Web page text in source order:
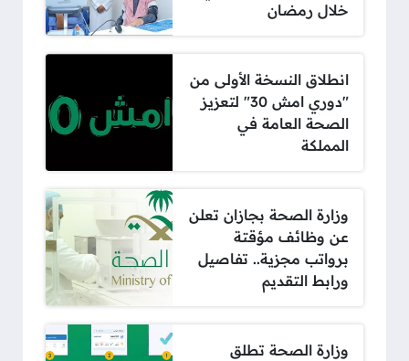
خلال رمضان
انطلاق النسخة الأولى من
"دوري امش 30" لتعزيز
الصحة العامة في
المملكة
وزارة الصحة بجازان تعلن
عن وظائف مؤقتة
برواتب مجزية.. تفاصيل
ورابط التقديم
وزارة الصحة تطلق